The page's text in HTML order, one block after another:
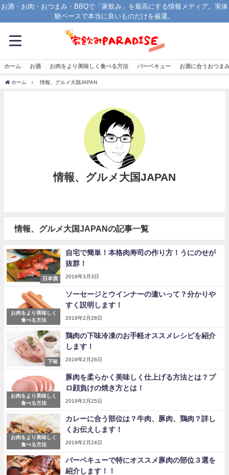
お酒・お肉・おつまみ・BBQで「家飲み」を最高にする情報メディア。実体
験ベースで本当に良いものだけを厳選。
ホーム お酒 お肉をより美味しく食べる方法 バーベキュー お酒に合うおつま
ホーム 情報、グルメ大国JAPAN
情報、グルメ大国JAPAN
情報、グルメ大国JAPANの記事一覧
日本酒
自宅で簡単！本格肉寿司の作り方！うにのせが
抜群！
2019年3月3日
お肉をより美味しく
食べる方法
ソーセージとウインナーの違いって？分かりや
すく説明します！
2019年2月28日
下味
鶏肉の下味冷凍のお手軽オススメレシピを紹介
します！
2019年2月26日
お肉をより美味しく
食べる方法
豚肉を柔らかく美味しく仕上げる方法とは？プ
ロ顔負けの焼き方とは！
2019年2月25日
お肉をより美味しく
食べる方法
カレーに合う部位は？牛肉、豚肉、鶏肉？詳し
くお伝えします！
2019年2月24日
バーベキューで特にオススメ豚肉の部位３選を
紹介します！！